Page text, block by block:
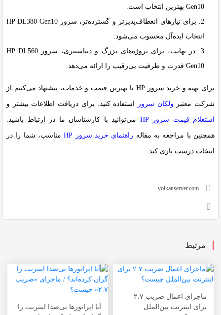
Gen10 بهترین انتخاب است.
2. برای نیازهای انعطاف‌پذیرتر و گسترده‌تر، سرور
HP DL380 Gen10
انتخاب ایده‌آل محسوب می‌شود.
3. در نهایت، برای پروژه‌های بزرگ و دیتاسنتری، سرور
HP DL560
Gen10 قدرت و ظرفیت بی‌رقیب را ارائه می‌دهد.
برای تهیه و خرید سرور HP با بهترین قیمت و خدمات، پیشنهاد می‌کنیم از
شرکت معتبر ولکان سرور استفاده کنید. برای دریافت اطلاعات بیشتر و
استعلام قیمت سرور HP می‌توانید با کارشناسان ما در ارتباط باشید.
همچنین با مراجعه به مقاله راهنمای خرید سرور HP مناسب، شما را در
انتخاب درست یاری کند.
volkanserver.com
مرتبط
ماجرای اعمال ضریب ۲.۷
برای اینترنت بین‌الملل
آیا اپراتورها بی‌صدا اینترنت را